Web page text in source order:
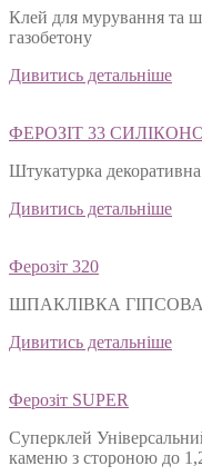
Клей для мурування та
газобетону
Дивитись детальніше
ФЕРОЗІТ 33
Штукатурка
Дивитись детальніше
Ферозіт 320
ШПАКЛІВКА ГІПСОВА
Дивитись детальніше
Ферозіт SUPER
Суперклей
каменю з стороною до